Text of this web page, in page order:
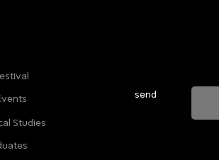
Studies
send